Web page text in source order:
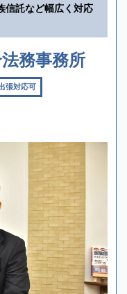
信託など幅広く対応
務事務所
張対応可